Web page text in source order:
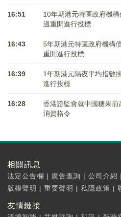
16:51
10年期港元特區政府機
過重開進行投標
16:43
5年期港元特區政府機構
重開進行投標
16:39
1年期港元隔夜平均指數
進行投標
16:28
香港證監會就中國糖果
消資格令
相關訊息
法定公告欄 | 廣告查詢 | 公司介紹 |
版權聲明 | 重要聲明 | 私隱政策 |
友情鏈接